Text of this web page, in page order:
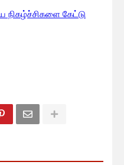
நிகழ்ச்சிகளை கேட்டு